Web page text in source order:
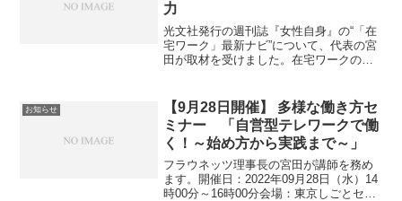
力
光文社発行の週刊誌『女性自身』の“「在
宅ワーク」最新ナビ”について、代表の宮
田が取材を受けました。在宅ワークのメ
した。週刊女性自身 2018年 2/13 号 雑誌
Ama...
お知らせ
【9月28日開催】 多様な働き方セ
ミナー 「自営型テレワークで働
く！～始め方から実践まで～」
フラウネッツ理事長の宮田が講師を務め
ます。開催日：2022年09月28日（水）14
時00分～16時00分会場：東京しごとセン